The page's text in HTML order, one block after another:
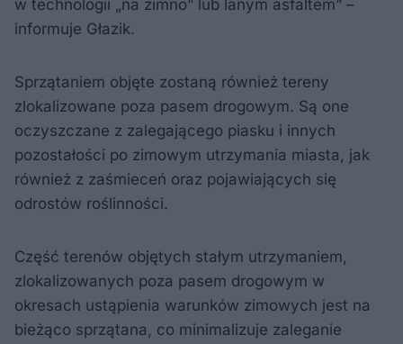
w technologii „na zimno” lub lanym asfaltem” –
informuje Głazik.
Sprzątaniem objęte zostaną również tereny
zlokalizowane poza pasem drogowym. Są one
oczyszczane z zalegającego piasku i innych
pozostałości po zimowym utrzymania miasta, jak
również z zaśmieceń oraz pojawiających się
odrostów roślinności.
Część terenów objętych stałym utrzymaniem,
zlokalizowanych poza pasem drogowym w
okresach ustąpienia warunków zimowych jest na
bieżąco sprzątana, co minimalizuje zaleganie